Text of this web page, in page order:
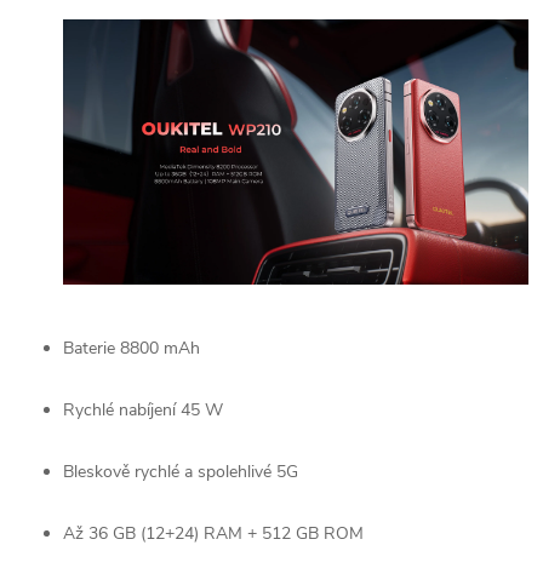
Baterie 8800 mAh
Rychlé nabíjení 45 W
Bleskově rychlé a spolehlivé 5G
Až 36 GB (12+24) RAM + 512 GB ROM